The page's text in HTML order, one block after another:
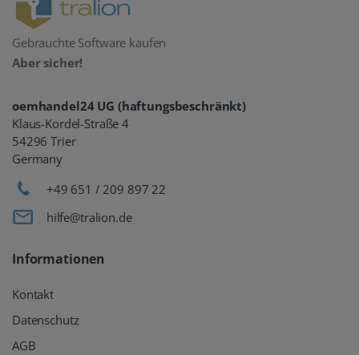
Gebrauchte Software kaufen
Aber sicher!
oemhandel24 UG (haftungsbeschränkt)
Klaus-Kordel-Straße 4
54296 Trier
Germany
+49 651 / 209 897 22
hilfe@tralion.de
Informationen
Kontakt
Datenschutz
AGB